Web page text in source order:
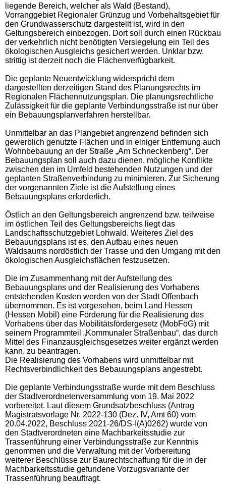
liegende Bereich, welcher als Wald (Bestand),
Vorranggebiet Regionaler Grünzug und Vorbehaltsgebiet für
den Grundwasserschutz dargestellt ist, wird in den
Geltungsbereich einbezogen. Dort soll durch einen Rückbau
der verkehrlich nicht benötigten Versiegelung ein Teil des
ökologischen Ausgleichs gesichert werden. Unklar bzw.
strittig ist derzeit noch die Flächenverfügbarkeit.
Die geplante Neuentwicklung widerspricht dem
dargestellten derzeitigen Stand des Planungsrechts im
Regionalen Flächennutzungsplan. Die planungsrechtliche
Zulässigkeit für die geplante Verbindungsstraße ist nur über
ein Bebauungsplanverfahren herstellbar.
Unmittelbar an das Plangebiet angrenzend befinden sich
gewerblich genutzte Flächen und in einiger Entfernung auch
Wohnbebauung an der Straße „Am Schneckenberg“. Der
Bebauungsplan soll auch dazu dienen, mögliche Konflikte
zwischen den im Umfeld bestehenden Nutzungen und der
geplanten Straßenverbindung zu minimieren. Zur Sicherung
der vorgenannten Ziele ist die Aufstellung eines
Bebauungsplans erforderlich.
Östlich an den Geltungsbereich angrenzend bzw. teilweise
im östlichen Teil des Geltungsbereichs liegt das
Landschaftsschutzgebiet Lohwald. Weiteres Ziel des
Bebauungsplans ist es, den Aufbau eines neuen
Waldsaums nordöstlich der Trasse und den Umgang mit den
ökologischen Ausgleichsflächen festzusetzen.
Die im Zusammenhang mit der Aufstellung des
Bebauungsplans und der Realisierung des Vorhabens
entstehenden Kosten werden von der Stadt Offenbach
übernommen. Es ist vorgesehen, beim Land Hessen
(Hessen Mobil) eine Förderung für die Realisierung des
Vorhabens über das Mobilitätsfördergesetz (MobFöG) mit
seinem Programmteil „Kommunaler Straßenbau“, das durch
Mittel des Finanzausgleichsgesetzes weiter ergänzt werden
kann, zu beantragen.
Die Realisierung des Vorhabens wird unmittelbar mit
Rechtsverbindlichkeit des Bebauungsplans angestrebt.
Die geplante Verbindungsstraße wurde mit dem Beschluss
der Stadtverordnetenversammlung vom 19. Mai 2022
vorbereitet. Laut diesem Grundsatzbeschluss (Antrag
Magistratsvorlage Nr. 2022-130 (Dez. IV, Amt 60) vom
20.04.2022, Beschluss 2021-26/DS-I(A)0262) wurde von
den Stadtverordneten eine Machbarkeitsstudie zur
Trassenführung einer Verbindungsstraße zur Kenntnis
genommen und die Verwaltung mit der Vorbereitung
weiterer Beschlüsse zur Baurechtschaffung für die in der
Machbarkeitsstudie gefundene Vorzugsvariante der
Trassenführung beauftragt.